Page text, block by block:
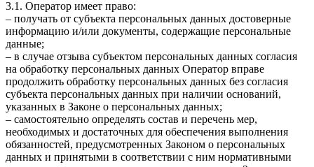
3.1. Оператор имеет право:
– получать от субъекта персональных данных достоверные
информацию и/или документы, содержащие персональные
данные;
– в случае отзыва субъектом персональных данных согласия
на обработку персональных данных Оператор вправе
продолжить обработку персональных данных без согласия
субъекта персональных данных при наличии оснований,
указанных в Законе о персональных данных;
– самостоятельно определять состав и перечень мер,
необходимых и достаточных для обеспечения выполнения
обязанностей, предусмотренных Законом о персональных
данных и принятыми в соответствии с ним нормативными